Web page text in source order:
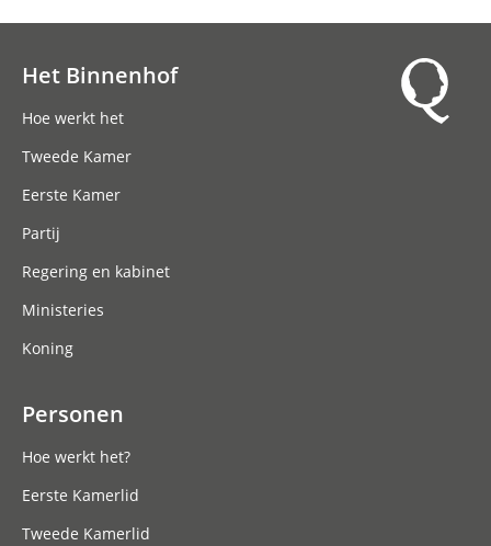
Het Binnenhof
Hoe werkt het
Tweede Kamer
Eerste Kamer
Partij
Regering en kabinet
Ministeries
Koning
Personen
Hoe werkt het?
Eerste Kamerlid
Tweede Kamerlid